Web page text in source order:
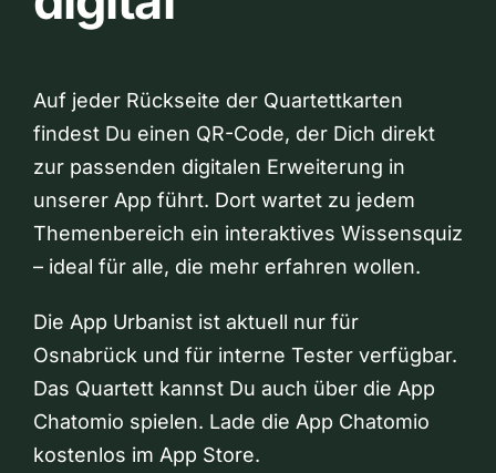
Auf jeder Rückseite der Quartettkarten
findest Du einen QR-Code, der Dich direkt
zur passenden digitalen Erweiterung in
unserer App führt. Dort wartet zu jedem
Themenbereich ein interaktives Wissensquiz
– ideal für alle, die mehr erfahren wollen.
Die App Urbanist ist aktuell nur für
Osnabrück und für interne Tester verfügbar.
Das Quartett kannst Du auch über die App
Chatomio spielen. Lade die App Chatomio
kostenlos im App Store.